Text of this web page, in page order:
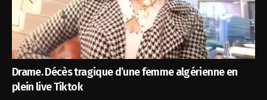
Drame. Décès tragique d’une femme algérienne en
plein live Tiktok